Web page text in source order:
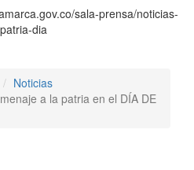
sala-prensa/noticias-
dia
Noticias
a la patria en el DÍA DE